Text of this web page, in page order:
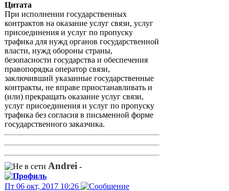
Цитата
При исполнении государственных
контрактов на оказание услуг связи, услуг
присоединения и услуг по пропуску
трафика для нужд органов государственной
власти, нужд обороны страны,
безопасности государства и обеспечения
правопорядка оператор связи,
заключивший указанные государственные
контракты, не вправе приостанавливать и
(или) прекращать оказание услуг связи,
услуг присоединения и услуг по пропуску
трафика без согласия в письменной форме
государственного заказчика.
Andrei -
Пт 06 окт, 2017 10:26